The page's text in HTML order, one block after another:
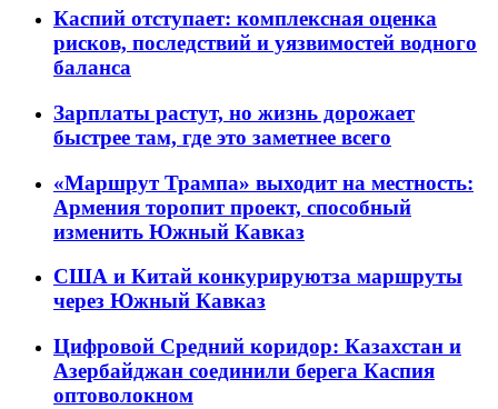
Каспий отступает: комплексная оценка
рисков, последствий и уязвимостей водного
баланса
Зарплаты растут, но жизнь дорожает
быстрее там, где это заметнее всего
«Маршрут Трампа» выходит на местность:
Армения торопит проект, способный
изменить Южный Кавказ
США и Китай конкурируютза маршруты
через Южный Кавказ
Цифровой Средний коридор: Казахстан и
Азербайджан соединили берега Каспия
оптоволокном